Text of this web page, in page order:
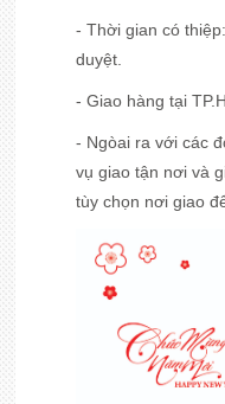
- Thời gian có
duyệt.
- Giao hàng tại
- Ngòai ra với các
vụ giao tận nơi và
tùy chọn nơi giao